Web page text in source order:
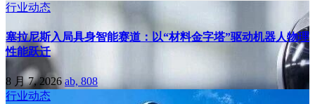
行业动态
塞拉尼斯入局具身智能赛道：以“材料金字塔”驱动机器人物理
性能跃迁
8 月 7, 2026 ab, 808
行业动态